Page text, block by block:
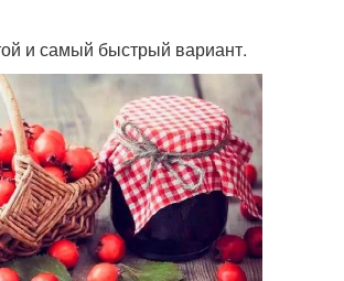
и самый быстрый вариант.